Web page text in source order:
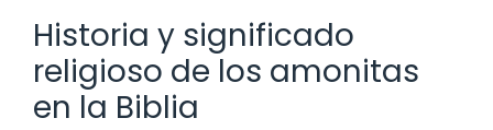
Historia y significado
religioso de los amonitas
en la Biblia